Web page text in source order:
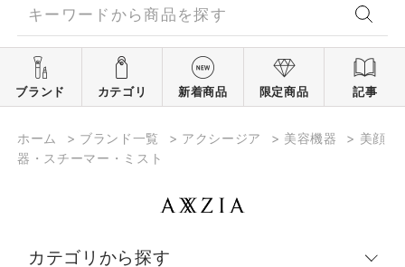
ブランド カテゴリ 新着商品 限定商品 記事
ホーム > ブランド一覧 > アクシージア > 美容機器 > 美顔
器・スチーマー・ミスト
カテゴリから探す